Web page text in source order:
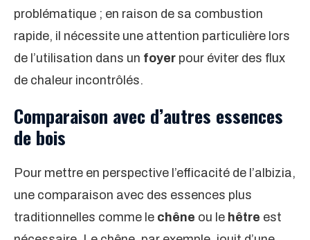
problématique ; en raison de sa combustion
rapide, il nécessite une attention particulière lors
de l’utilisation dans un foyer pour éviter des flux
de chaleur incontrôlés.
Comparaison avec d’autres essences
de bois
Pour mettre en perspective l’efficacité de l’albizia,
une comparaison avec des essences plus
traditionnelles comme le chêne ou le hêtre est